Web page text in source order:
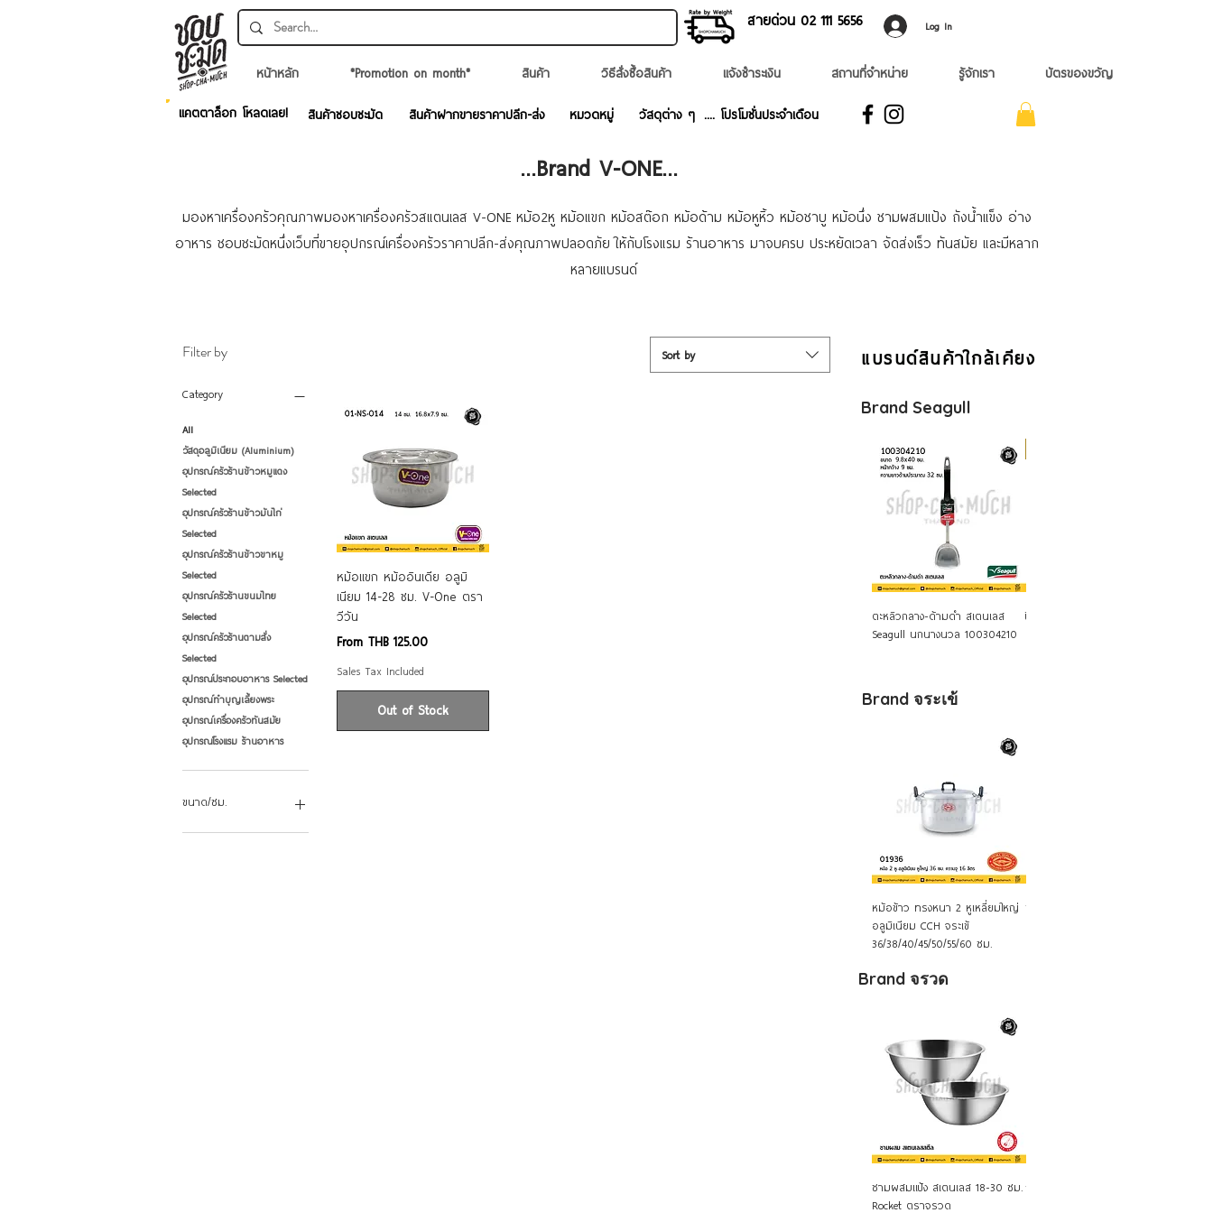
สายด่วน 02 ​111 5656 Log In
หน้าหลัก *Promotion on month* สินค้า วิธีสั่งซื้อสินค้า แจ้งชำระเงิน สถานที่จำหน่าย รู้จักเรา บัตรของขวัญ
สินค้าชอบชะมัด สินค้าฝากขายราคาปลีก-ส่ง หมวดหมู่ วัสดุต่าง ๆ .... โปรโมชั่นประจำเดือน
แคตตาล็อก โหลดเลย!
...Brand V-ONE...
มองหาเครื่องครัวคุณภาพมองหาเครื่องครัวสแตนเลส V-ONE หม้อ2หู หม้อแขก หม้อสต๊อก หม้อด้าม หม้อหูหิ้ว หม้อชาบู หม้อนึ่ง ชามผสมแป้ง ถังน้ำแข็ง อ่าง
อาหาร ชอบชะมัดหนึ่งเว็บที่ขายอุปกรณ์เครื่องครัวราคาปลีก-ส่งคุณภาพปลอดภัย ให้กับโรงแรม ร้านอาหาร มาจบครบ ประหยัดเวลา จัดส่งเร็ว ทันสมัย และมีหลาก
หลายแบรนด์
Filter by
Category
All
วัสดุอลูมิเนียม (Aluminium)
อุปกรณ์ครัวร้านข้าวหมูแดง
Selected
อุปกรณ์ครัวร้านข้าวมันไก่
Selected
อุปกรณ์ครัวร้านข้าวขาหมู
Selected
อุปกรณ์ครัวร้านขนมไทย
Selected
อุปกรณ์ครัวร้านตามสั่ง
Selected
อุปกรณ์ประกอบอาหาร Selected
อุปกรณ์ทำบุญเลี้ยงพระ
อุปกรณ์เครื่องครัวทันสมัย
อุปกรณ์โรงแรม ร้านอาหาร
ขนาด/ซม.
14
Sort by
Quick View
หม้อแขก หม้ออินเดีย อลูมิ
เนียม 14-28 ซม. V-One ตรา
วีวัน
From THB 125.00
Sale Price
Sales Tax Included
Out of Stock
แบรนด์สินค้าใกล้เคียง
Brand Seagull
Quick View
ตะหลิวกลาง-ด้ามดำ สเตนเลส
Seagull นกนางนวล 100304210
ปิ่นโต 16 ซม. 5 ชั้น สเตนเลส
Brand จระเข้
Quick View
หม้อข้าว ทรงหนา 2 หูเหลี่ยมใหญ่
อลูมิเนียม CCH จระเข้
36/38/40/45/50/55/60 ซม.
ชุดหม้อแขก หม้ออินเดีย อลูมิ
Brand จรวด
Quick View
ชามผสมแป้ง สเตนเลส 18-30 ซม.
Rocket ตราจรวด
ถาดกลม ถาดเสิร์ฟ รุ่น"มั่งมี